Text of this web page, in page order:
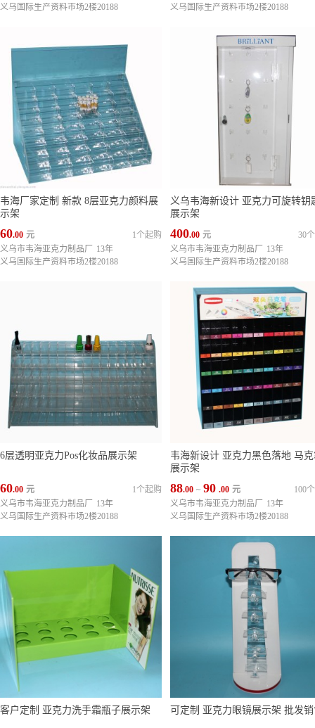
义乌国际生产资料市场2楼20188 义乌国际生产资料市场2楼20188
韦海厂家定制 新款 8层亚克力颜料展
示架
60.00 元
1个起购
义乌市韦海亚克力制品厂
13年
义乌国际生产资料市场2楼20188
义乌韦海新设计 亚克力可旋转钥匙扣
展示架
400.00 元
30
义乌市韦海亚克力制品厂
13年
义乌国际生产资料市场2楼20188
6层透明亚克力Pos化妆品展示架
60.00 元
1个起购
义乌市韦海亚克力制品厂
13年
义乌国际生产资料市场2楼20188
韦海新设计 亚克力黑色落地 马
展示架
88.00 ~ 90 .00 元
100
义乌市韦海亚克力制品厂
13年
义乌国际生产资料市场2楼20188
客户定制 亚克力洗手霜瓶子展示架 可定制 亚克力眼镜展示架 批发